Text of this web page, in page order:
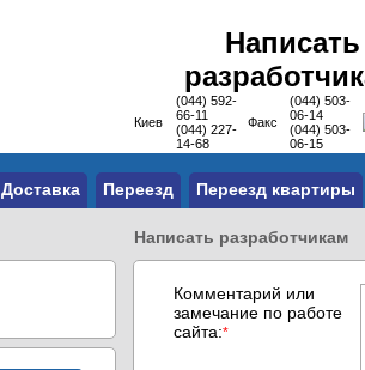
Написать
Киев
(044) 592-
66-11
(044) 227-
14-68
Факс
(044) 503-
06-14
(044) 503-
06-15
Доставка Переезд Переезд квартиры
Написать разработчикам
Комментарий или
замечание по работе
сайта:*